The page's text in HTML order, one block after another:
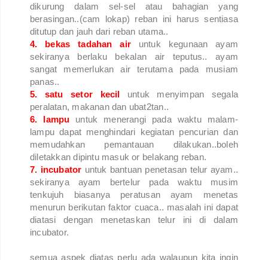
dikurung dalam sel-sel atau bahagian yang
berasingan..(cam lokap) reban ini harus sentiasa
ditutup dan jauh dari reban utama..
4. bekas tadahan air untuk kegunaan ayam
sekiranya berlaku bekalan air teputus.. ayam
sangat memerlukan air terutama pada musiam
panas..
5. satu setor kecil untuk menyimpan segala
peralatan, makanan dan ubat2tan..
6. lampu
untuk menerangi pada waktu malam-
lampu dapat menghindari kegiatan pencurian dan
memudahkan pemantauan dilakukan..boleh
diletakkan dipintu masuk or belakang reban.
7. incubator untuk bantuan penetasan telur ayam..
sekiranya ayam bertelur pada waktu musim
tenkujuh biasanya peratusan ayam menetas
menurun berikutan faktor cuaca.. masalah ini dapat
diatasi dengan menetaskan telur ini di dalam
incubator.
semua aspek diatas perlu ada walaupun kita ingin